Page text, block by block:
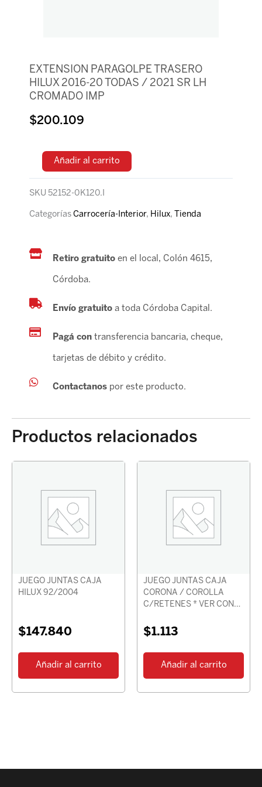
EXTENSION PARAGOLPE TRASERO
HILUX 2016-20 TODAS / 2021 SR LH
CROMADO IMP
$200.109
Añadir al carrito
SKU 52152-0K120.I
Categorías Carrocería-Interior, Hilux, Tienda
Retiro gratuito en el local, Colón 4615,
Córdoba.
Envío gratuitoa toda Córdoba Capital.
Pagá contransferencia bancaria, cheque,
tarjetas de débito y crédito.
Contactanospor este producto.
Productos relacionados
JUEGO JUNTAS CAJA
HILUX 92/2004
$147.840
Añadir al carrito
JUEGO JUNTAS CAJA
CORONA / COROLLA
C/RETENES * VER CON
$1.113
Añadir al carrito